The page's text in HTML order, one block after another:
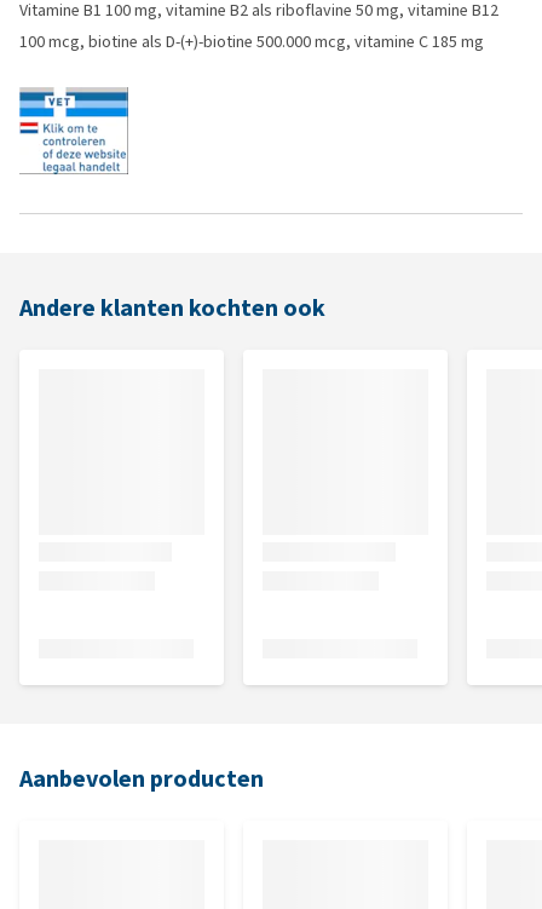
Vitamine B1 100 mg, vitamine B2 als riboflavine 50 mg, vitamine B12
100 mcg, biotine als D-(+)-biotine 500.000 mcg, vitamine C 185 mg
Andere klanten kochten ook
Aanbevolen producten